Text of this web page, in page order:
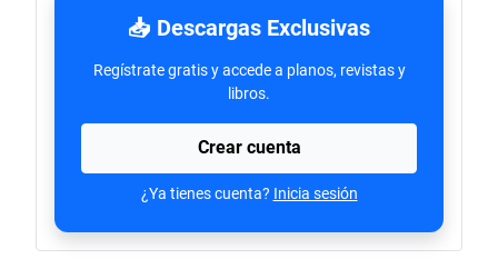
📥 Descargas Exclusivas
Regístrate gratis y accede a planos, revistas y
libros.
Crear cuenta
¿Ya tienes cuenta? Inicia sesión